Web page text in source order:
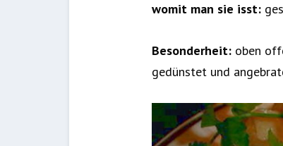
womit man sie isst:
Besonderheit: oben
gedünstet und